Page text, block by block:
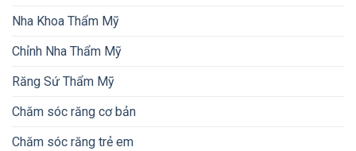
Nha Khoa Thẩm Mỹ
Chỉnh Nha Thẩm Mỹ
Răng Sứ Thẩm Mỹ
Chăm sóc răng cơ bản
Chăm sóc răng trẻ em